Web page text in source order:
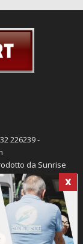
X
226239 -
da Sunrise
-Cookie policy